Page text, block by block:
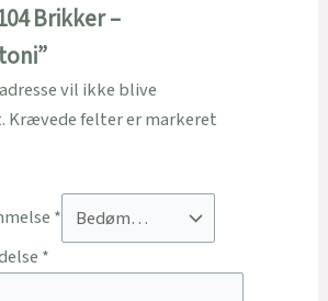
Brikker –
vil ikke blive
Krævede felter er markeret
*
*